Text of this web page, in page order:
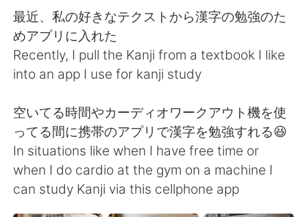
Türkçe
Português
最近、私の好きなテクストから漢字の勉強のた
めアプリに入れた
Recently, I pull the Kanji from a textbook I like
into an app I use for kanji study
空いてる時間やカーディオワークアウト機を使
ってる間に携帯のアプリで漢字を勉強すれる😆
In situations like when I have free time or
when I do cardio at the gym on a machine I
can study Kanji via this cellphone app